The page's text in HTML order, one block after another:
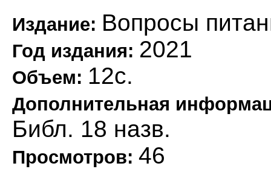
Издание: Вопросы
Год издания: 2021
Объем: 12с.
Дополнительная
Библ. 18 назв.
Просмотров: 46